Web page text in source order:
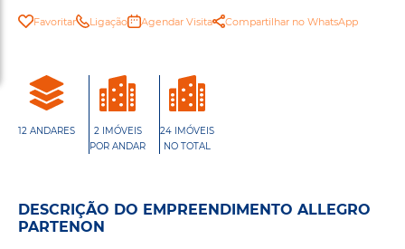
Favoritar Ligação Agendar Visita Compartilhar no WhatsApp
12 ANDARES
2 IMÓVEIS
POR ANDAR
24 IMÓVEIS
NO TOTAL
DESCRIÇÃO DO EMPREENDIMENTO ALLEGRO
PARTENON